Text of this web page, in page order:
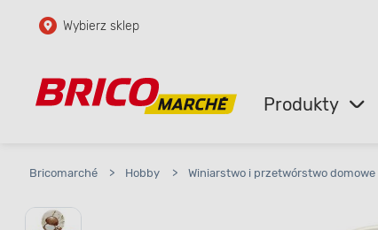
Przejdź do głównej zawartości
Przejdź do wyszukiwarki
Wybierz sklep
Produkty
Bricomarché > Hobby > Winiarstwo i przetwórstwo domowe